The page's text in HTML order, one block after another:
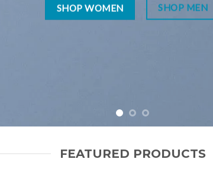
SHOP WOMEN SHOP MEN
FEATURED PRODUCTS